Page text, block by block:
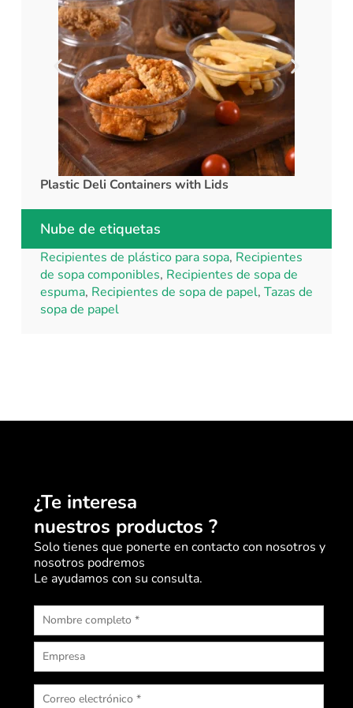
Plastic Deli Containers with Lids
Nube de etiquetas
Recipientes de plástico para sopa, Recipientes
de sopa componibles, Recipientes de sopa de
espuma, Recipientes de sopa de papel, Tazas de
sopa de papel
¿Te interesa
nuestros productos ?
Solo tienes que ponerte en contacto con nosotros y
nosotros podremos
Le ayudamos con su consulta.